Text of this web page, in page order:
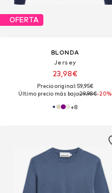
OFERTA
BLONDA
Jersey
23,98€
Precio original: 59,95€
Último precio más bajo:29,98€-20%
+8